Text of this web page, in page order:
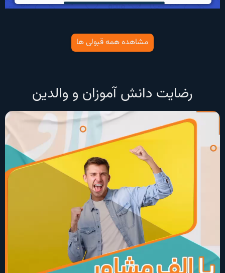
مشاهده همه قبولی ها
رضایت دانش آموزان و والدین